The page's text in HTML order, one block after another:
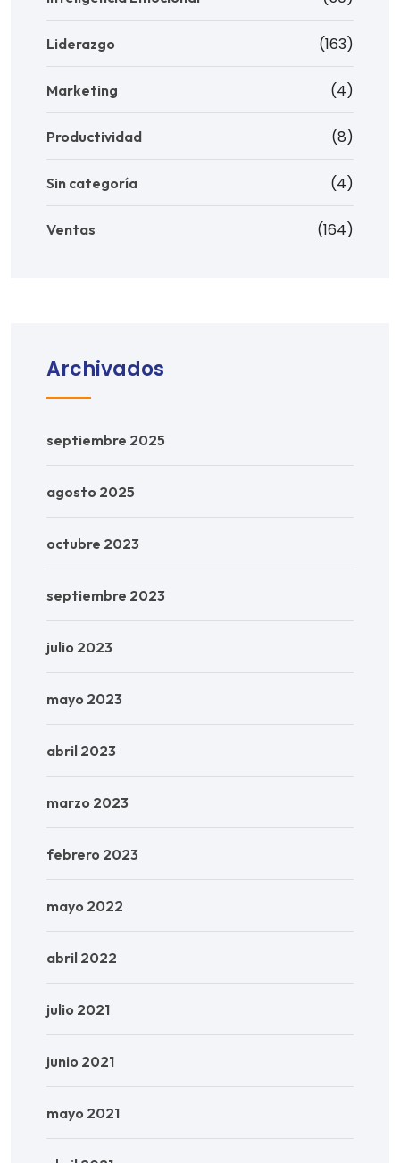
Liderazgo (163)
Marketing (4)
Productividad (8)
Sin categoría (4)
Ventas (164)
Archivados
septiembre 2025
agosto 2025
octubre 2023
septiembre 2023
julio 2023
mayo 2023
abril 2023
marzo 2023
febrero 2023
mayo 2022
abril 2022
julio 2021
junio 2021
mayo 2021